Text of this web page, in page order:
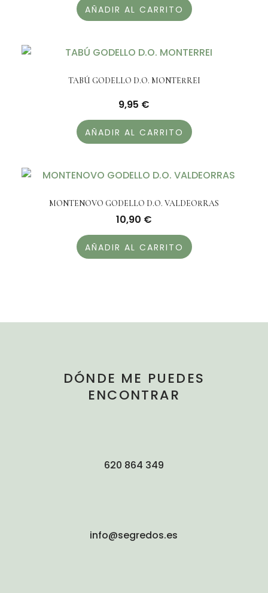
AÑADIR AL CARRITO
TABÚ GODELLO D.O. MONTERREI
9,95 €
AÑADIR AL CARRITO
MONTENOVO GODELLO D.O. VALDEORRAS
10,90 €
AÑADIR AL CARRITO
DÓNDE ME PUEDES
ENCONTRAR
620 864 349
info@segredos.es